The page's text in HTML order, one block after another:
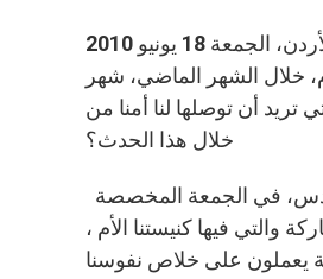
خلال الشهر الماضي، شهر
تريد أن توصلها لنا أمنا من
والتي فيها كنيستنا الأم ،